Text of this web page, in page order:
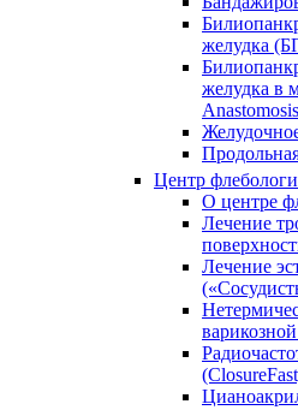
желудка
желудка в
Центр
О центре
Лечение
Лечение